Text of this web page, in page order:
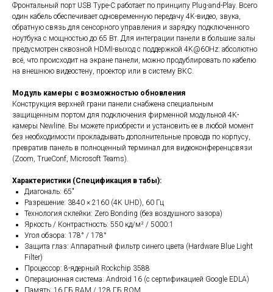
Фронтальный порт USB Type-C работает по принципу Plug-and-Play. Всего
один кабель обеспечивает одновременную передачу 4K-видео, звука,
обратную связь для сенсорного управления и зарядку подключенного
ноутбука с мощностью до 65 Вт. Для интеграции панели в большие залы
предусмотрен сквозной HDMI-выход с поддержкой 4K@60Hz: абсолютно
всё, что происходит на экране панели, можно продублировать по кабелю
на внешнюю видеостену, проектор или в систему ВКС.
Модуль камеры с возможностью обновления
Конструкция верхней грани панели снабжена специальным
защищенным портом для подключения фирменной модульной 4K-
камеры Newline. Вы можете приобрести и установить ее в любой момент
без необходимости прокладывать дополнительные провода по корпусу,
превратив панель в полноценный терминал для видеоконференцсвязи
(Zoom, TrueConf, Microsoft Teams).
Характеристики (Спецификация в табы):
Диагональ: 65"
Разрешение: 3840 × 2160 (4K UHD), 60 Гц
Технология склейки: Zero Bonding (без воздушного зазора)
Яркость / Контрастность: 550 кд/м² / 5000:1
Угол обзора: 178° / 178°
Защита глаз: Аппаратный фильтр синего цвета (Hardware Blue Light
Filter)
Процессор: 8-ядерный Rockchip 3588
Операционная система: Android 16 (с сертификацией Google EDLA)
Память: 16 ГБ RAM / 128 ГБ ROM